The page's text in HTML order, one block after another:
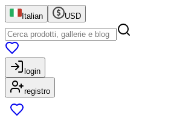
Italian USD
login
registro